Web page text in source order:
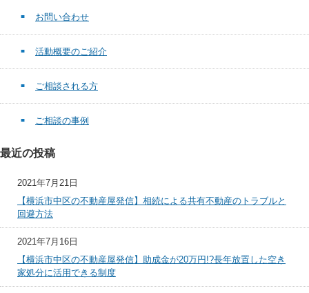
お問い合わせ
活動概要のご紹介
ご相談される方
ご相談の事例
最近の投稿
2021年7月21日
【横浜市中区の不動産屋発信】相続による共有不動産のトラブルと
回避方法
2021年7月16日
【横浜市中区の不動産屋発信】助成金が20万円!?長年放置した空き
家処分に活用できる制度